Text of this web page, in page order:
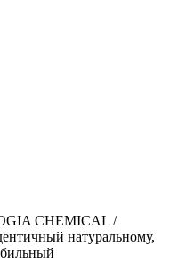
CHEMICAL /
натуральному,